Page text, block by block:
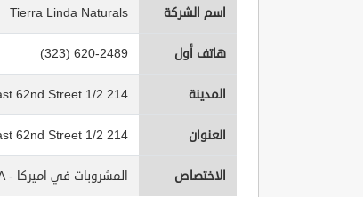
اسم الشركة Tierra Linda Naturals
هاتف أول (323) 620-2489
المدينة 214 1/2 East 62nd Street
العنوان 214 1/2 East 62nd Street
الاختصاص المشروبات في اميركا - Beverages IN USA